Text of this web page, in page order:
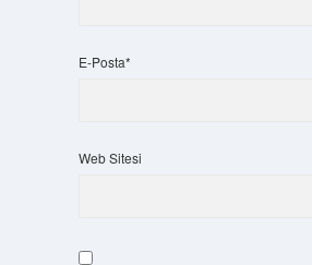
E-Posta*
Web Sitesi